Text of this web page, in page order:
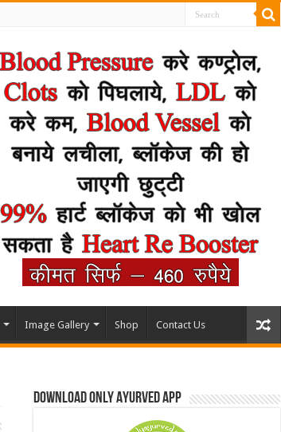
Image Gallery Shop Contact Us
Download Only Ayurved App